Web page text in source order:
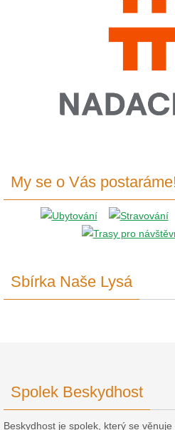
My se o Vás postaráme!
Sbírka Naše Lysá
Spolek Beskydhost
Beskydhost je spolek, který se věnuje